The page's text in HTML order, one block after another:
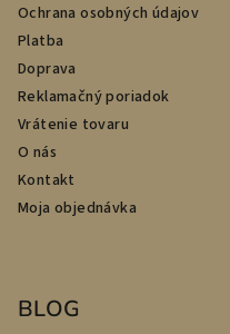
Ochrana osobných údajov
Platba
Doprava
Reklamačný poriadok
Vrátenie tovaru
O nás
Kontakt
Moja objednávka
BLOG